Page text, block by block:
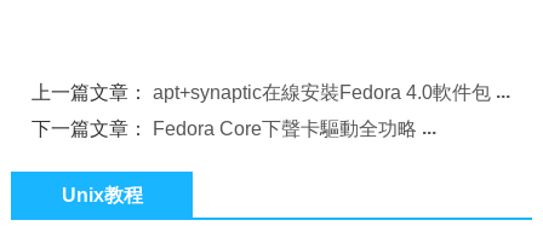
上一篇文章：apt+synaptic在線安裝Fedora 4.0軟件包
下一篇文章：
Fedora Core下聲卡驅動全功略
Unix教程